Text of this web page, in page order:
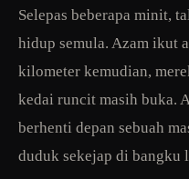
Selepas beberapa minit,
hidup semula. Azam ikut
kilometer kemudian,
kedai runcit masih buka.
berhenti depan sebuah
duduk sekejap di bangku